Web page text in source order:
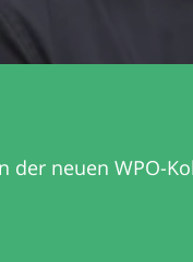
der neuen WPO-